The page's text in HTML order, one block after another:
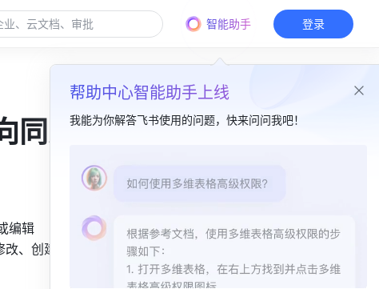
智能助手
帮助中心智能助手上线
我能为你解答飞书使用的问题，快来问问我吧！
登录
同步
编辑
、创建的
二、操作流程​
添加 Google 日历账号​